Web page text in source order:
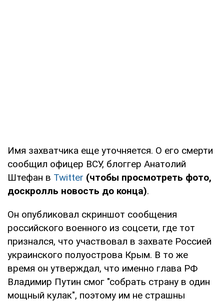
Имя захватчика еще уточняется. О его смерти
сообщил офицер ВСУ, блоггер Анатолий
Штефан в Twitter (чтобы просмотреть фото,
доскролль новость до конца).
Он опубликовал скриншот сообщения
российского военного из соцсети, где тот
признался, что участвовал в захвате Россией
украинского полуострова Крым. В то же
время он утверждал, что именно глава РФ
Владимир Путин смог "собрать страну в один
мощный кулак", поэтому им не страшны